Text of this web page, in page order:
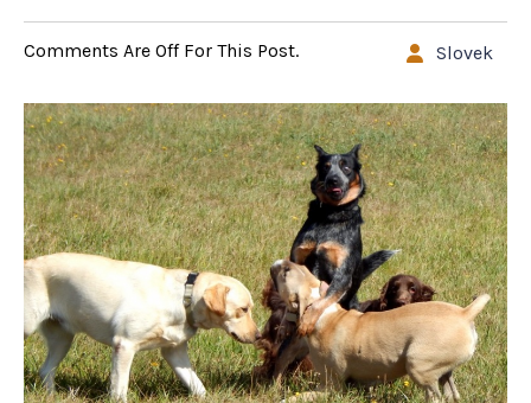
Slovek
Comments Are Off For This Post.